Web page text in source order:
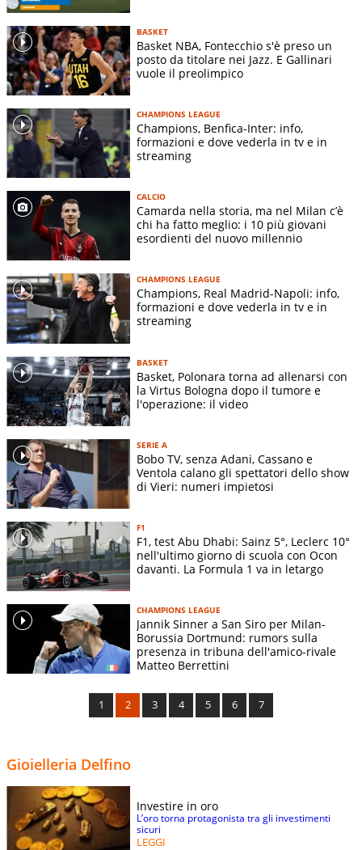
BASKET
Basket NBA, Fontecchio s'è preso un
posto da titolare nei Jazz. E Gallinari
vuole il preolimpico
CHAMPIONS LEAGUE
Champions, Benfica-Inter: info,
formazioni e dove vederla in tv e in
streaming
CALCIO
Camarda nella storia, ma nel Milan c’è
chi ha fatto meglio: i 10 più giovani
esordienti del nuovo millennio
CHAMPIONS LEAGUE
Champions, Real Madrid-Napoli: info,
formazioni e dove vederla in tv e in
streaming
BASKET
Basket, Polonara torna ad allenarsi con
la Virtus Bologna dopo il tumore e
l'operazione: il video
SERIE A
Bobo TV, senza Adani, Cassano e
Ventola calano gli spettatori dello show
di Vieri: numeri impietosi
F1
F1, test Abu Dhabi: Sainz 5°, Leclerc 10°
nell'ultimo giorno di scuola con Ocon
davanti. La Formula 1 va in letargo
CHAMPIONS LEAGUE
Jannik Sinner a San Siro per Milan-
Borussia Dortmund: rumors sulla
presenza in tribuna dell'amico-rivale
Matteo Berrettini
1 2 3 4 5 6 7
Gioielleria Delfino
Investire in oro
L’oro torna protagonista tra gli investimenti
sicuri
LEGGI